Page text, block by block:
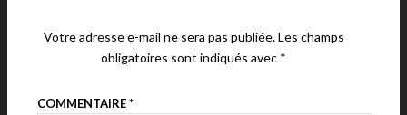
Votre adresse e-mail ne sera pas publiée.Les champs
obligatoires sont indiqués avec *
COMMENTAIRE*